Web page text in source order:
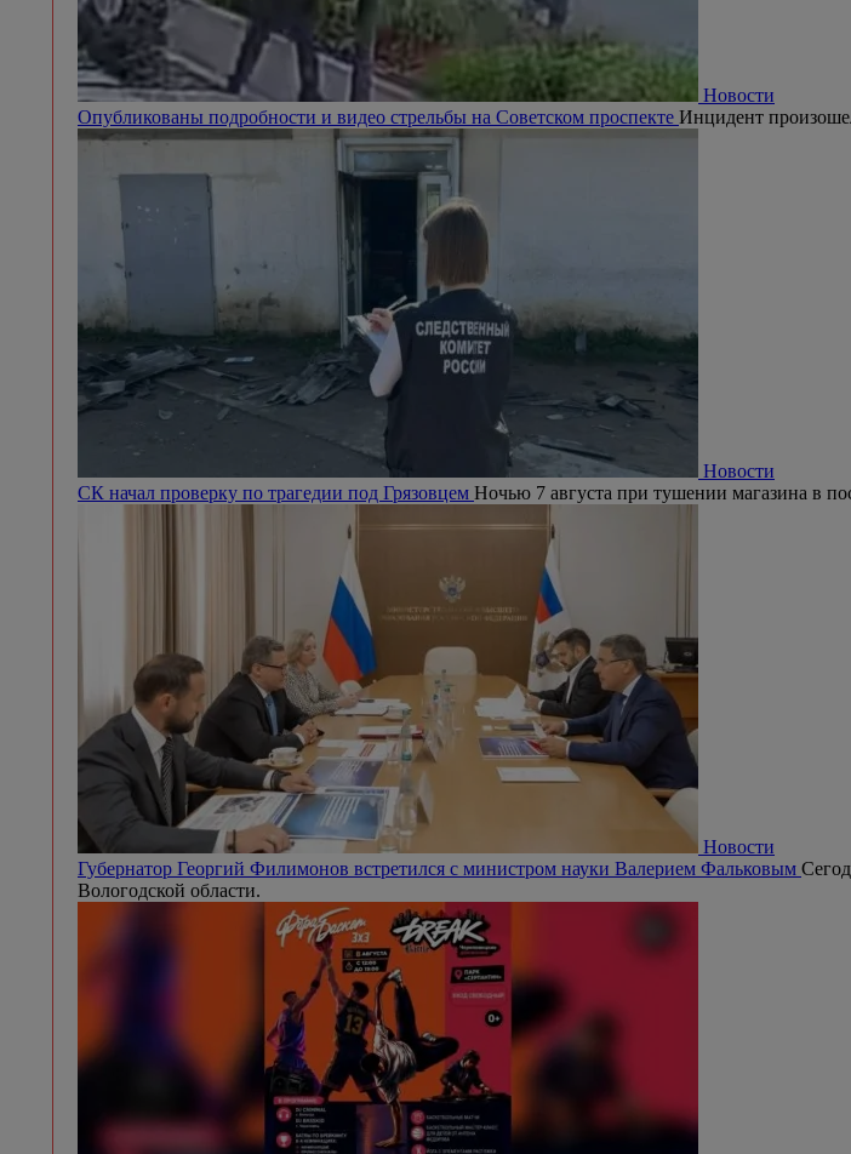
Новости
Опубликованы подробности и видео стрельбы на Советском проспекте Инцидент
Новости
СК начал проверку по трагедии под Грязовцем Ночью 7 августа при тушении магазина в
Новости
Губернатор Георгий Филимонов встретился с министром науки Валерием Фальковым
Вологодской области.